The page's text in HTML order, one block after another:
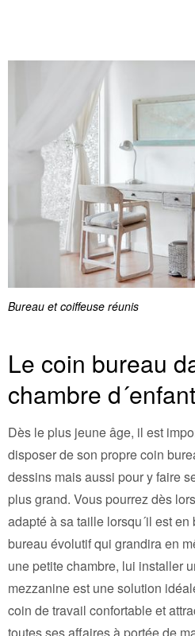
Bureau et coiffeuse réunis
Le coin bureau
chambre d´enfant
Dès le plus jeune âge, il est
disposer de son propre coin
dessins mais aussi pour y faire
plus grand. Vous pourrez dès
adapté à sa taille lorsqu´il est
bureau évolutif qui grandira en
une petite chambre, lui installer
mezzanine est une solution
coin de travail confortable et
toutes ses affaires à portée de